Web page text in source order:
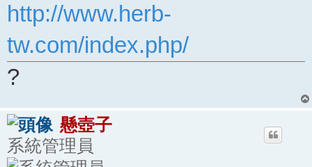
讀
文
章
http://www.herb-
tw.com/index.php/
?
懸壺子
系統管理員